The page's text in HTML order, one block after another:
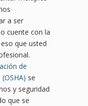
a ser
cuente con la
que usted
de
se
y seguridad
que se